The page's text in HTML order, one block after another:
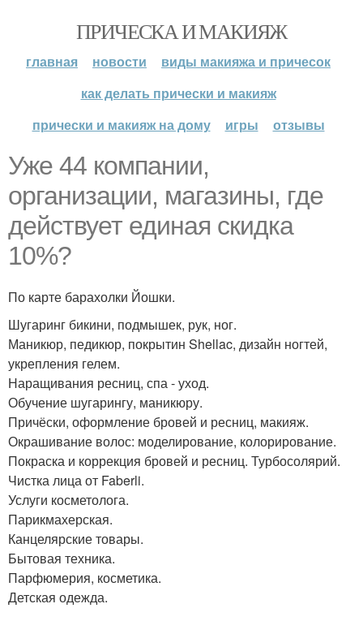
ПРИЧЕСКА И МАКИЯЖ
главная новости
виды макияжа и причесок
как делать прически и макияж
прически и макияж на дому
игры отзывы
Уже 44 компании,
организации, магазины, где
действует единая скидка
10%?
По карте барахолки Йошки.
Шугаринг бикини, подмышек, рук, ног.
Маникюр, педикюр, покрытин Shellac, дизайн ногтей,
укрепления гелем.
Наращивания ресниц, спа - уход.
Обучение шугарингу, маникюру.
Причёски, оформление бровей и ресниц, макияж.
Окрашивание волос: моделирование, колорирование.
Покраска и коррекция бровей и ресниц. Турбосолярий.
Чистка лица от Faberli.
Услуги косметолога.
Парикмахерская.
Канцелярские товары.
Бытовая техника.
Парфюмерия, косметика.
Детская одежда.